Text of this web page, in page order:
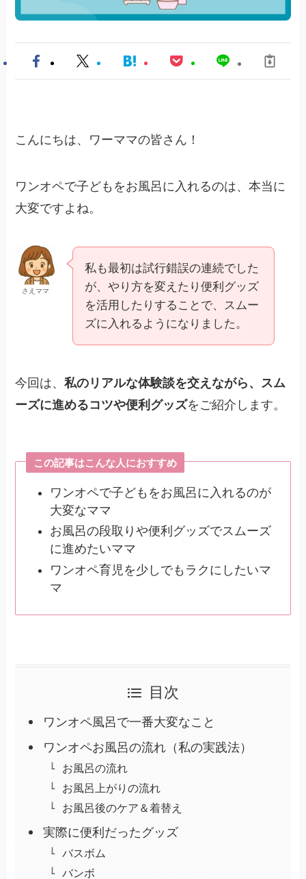
こんにちは、ワーママの皆さん！
ワンオペで子どもをお風呂に入れるのは、本当に
大変ですよね。
さえママ
私も最初は試行錯誤の連続でした
が、やり方を変えたり便利グッズ
を活用したりすることで、スムー
ズに入れるようになりました。
今回は、私のリアルな体験談を交えながら、スム
ーズに進めるコツや便利グッズをご紹介します。
この記事はこんな人におすすめ
ワンオペで子どもをお風呂に入れるのが
大変なママ
お風呂の段取りや便利グッズでスムーズ
に進めたいママ
ワンオペ育児を少しでもラクにしたいマ
マ
目次
ワンオペ風呂で一番大変なこと
ワンオペお風呂の流れ（私の実践法）
お風呂の流れ
お風呂上がりの流れ
お風呂後のケア＆着替え
実際に便利だったグッズ
バスボム
バンボ